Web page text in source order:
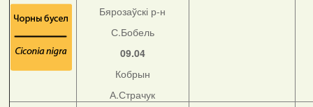
Бярозаўскі р-н
С.Бобель
09.04
Кобрын
А.Страчук